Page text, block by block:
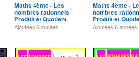
Maths 4ème - Les
nombres rationnels
Produit et Quotient
Exercice 11
Ajoutées 6 années
Maths 4ème -
nombres
Produit et
Exercice 10
Ajoutées6 années